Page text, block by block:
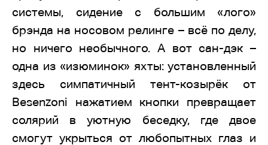
системы, сидение с большим «лого»
брэнда на носовом релинге – всё по делу,
но ничего необычного. А вот сан-дэк –
одна из «изюминок» яхты: установленный
здесь симпатичный тент-козырёк от
Besenzoni нажатием кнопки превращает
солярий в уютную беседку, где двое
смогут укрыться от любопытных глаз и